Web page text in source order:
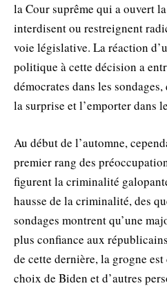
la Cour suprême qui a ouvert
interdisent ou restreignent
voie législative. La réaction
politique à cette décision a
démocrates dans les
la surprise et l’emporter dans
Au début de l’automne,
premier rang des
figurent la criminalité
hausse de la criminalité, des
sondages montrent qu’une
plus confiance aux
de cette dernière, la grogne
choix de Biden et d’autres